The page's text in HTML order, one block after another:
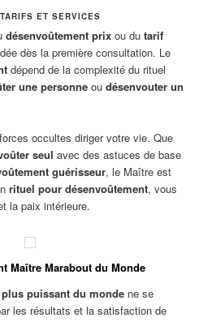
ET SERVICES
désenvoûtement prix ou dutarif
dès la première consultation. Le
dépend de la complexité du rituel
une personne oudésenvouter un
occultes diriger votre vie. Que
seul avec des astuces de base
guérisseur, le Maître est
rituel pour désenvoûtement, vous
la paix intérieure.
Maître Marabout du Monde
puissant du monde ne se
les résultats et la satisfaction de